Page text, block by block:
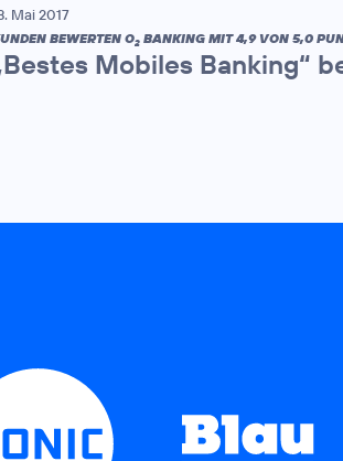
Mai 2017
BEWERTEN O2 BANKING MIT 4,9 VON 5,0
Mobiles Banking“